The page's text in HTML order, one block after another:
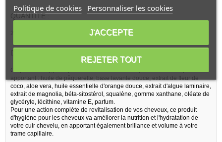
QUANTITE :
250ml
DESCRIPTION DE LA MARQUE
Ce produit d'hygiène pour les cheveux est fabriqué avec un complexe
apportant : huile de pâquerette, base lavante douce, extrait de fleur de
coco, aloe vera, huile essentielle d'orange douce, extrait d'algue laminaire,
extrait de magnolia, béta-sitostérol, squalène, gomme xanthane, oléate de
glycéryle, lécithine, vitamine E, parfum.
Pour une action complète de revitalisation de vos cheveux, ce produit
d'hygiène pour les cheveux va améliorer la nutrition et l'hydratation de
votre cuir chevelu, en apportant également brillance et volume à votre
trame capillaire.
Politique de cookies Personnaliser les cookies
REJETER TOUT
J'ACCEPTE